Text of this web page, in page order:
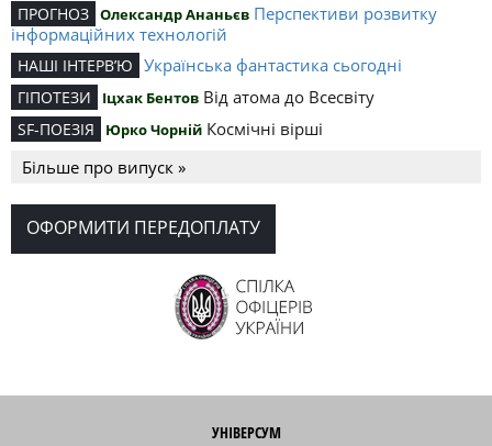
ПРОГНОЗ Олександр Ананьєв Перспективи розвитку
інформаційних технологій
НАШІ ІНТЕРВ’Ю Українська фантастика сьогодні
ГІПОТЕЗИ Іцхак Бентов Від атома до Всесвіту
SF-ПОЕЗІЯ Юрко Чорній Космічні вірші
Більше про випуск »
ОФОРМИТИ ПЕРЕДОПЛАТУ
УНІВЕРСУМ